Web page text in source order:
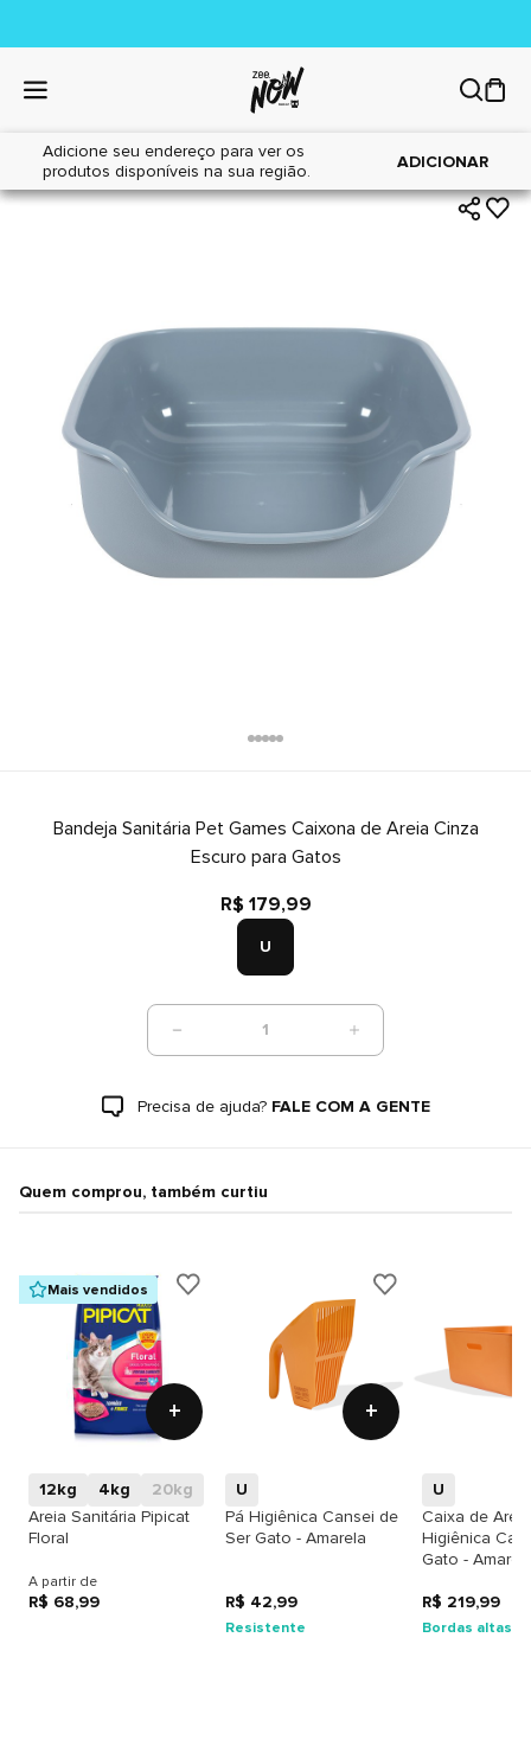
Adicione seu endereço para ver os
produtos disponíveis na sua região.
ADICIONAR
Home|Gatos|Areia Sanitária
Bandeja Sanitária Pet Games Caixona de Areia Cinza
Escuro para Gatos
R$ 179,99
U
1
Precisa de ajuda? FALE COM A GENTE
Quem comprou, também curtiu
Mais vendidos
+
12kg 4kg
20kg
Areia Sanitária Pipicat
Floral
A partir de
R$ 68,99
+
U
Pá Higiênica Cansei de
Ser Gato - Amarela
R$ 42,99
Resistente
U
Caixa de Areia
Higiênica
Gato -
R$ 219,99
Bordas altas